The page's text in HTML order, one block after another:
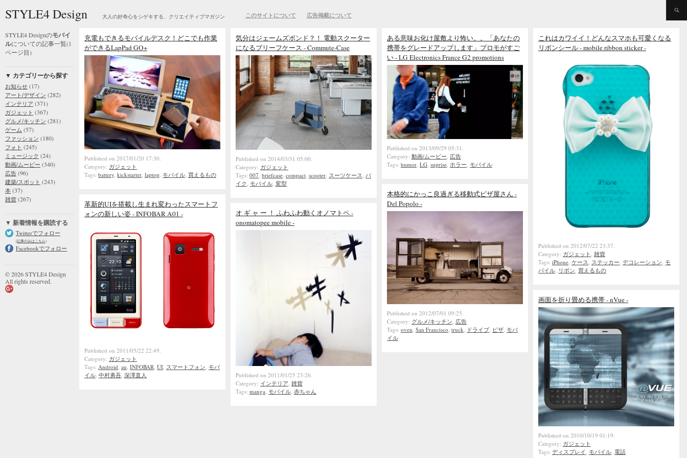
STYLE4 Design 大人の好奇心をシゲキする、クリエイティブマガジン このサイトについて 広告掲載について
STYLE4 Designのモバイ
ルについての記事一覧(1
ページ目)
▼ カテゴリーから探す
お知らせ (17)
アート/デザイン (282)
インテリア (371)
ガジェット (367)
グルメ/キッチン (281)
ゲーム (57)
ファッション (180)
フォト (245)
ミュージック (24)
動画/ムービー (340)
広告 (96)
建築/スポット (243)
本 (37)
雑貨 (267)
▼ 新着情報を購読する
Twitterでフォロー
(記事のみはこちら)
Facebookでフォロー
© 2026 STYLE4 Design
All rights reserved.
充電もできるモバイルデスク！どこでも作業
ができるLapPad GO+
Published on 2017/01/20 17:30.
Category: ガジェット
Tags: battery, kickstarter, laptop, モバイル, 買えるもの
気分はジェームズボンド？！ 電動スクーター
になるブリーフケース - Commute-Case
Published on 2014/03/31 05:00.
Category: ガジェット
Tags: 007 briefcase compact scooter スーツケース バ
イク モバイル 変型
ある意味お化け屋敷より怖い。。「あなたの
携帯をグレードアップします」プロモがすご
い - LG Electronics France G2 promotions
Published on 2013/09/29 05:31.
Category: 動画/ムービー 広告
Tags: humor LG suprise ホラー モバイル
これはカワイイ！どんなスマホも可愛くなる
リボンシール - mobile ribbon sticker -
Published on 2012/07/22 23:37.
Category: ガジェット 雑貨
Tags: iPhone ケース ステッカー デコレーション モ
バイル リボン 買えるもの
本格的にかっこ良過ぎる移動式ピザ屋さん -
Del Popolo -
Published on 2012/07/01 09:25.
Category: グルメ/キッチン, 広告
Tags: oven, San Francisco, truck, ドライブ, ピザ, モバ
イル
革新的UIを搭載し生まれ変わったスマートフ
ォンの新しい姿 - INFOBAR A01 -
Published on 2011/05/22 22:49.
Category: ガジェット
Tags: Android au INFOBAR UI スマートフォン モバ
イル 中村勇吾 深澤直人
オ ギ ャ ー ！ ふわふわ動くオノマトペ -
onomatopee mobile -
Published on 2011/01/25 23:26.
Category: インテリア, 雑貨
Tags: manga, モバイル, 赤ちゃん
画面を折り畳める携帯 - nVue -
Published on 2010/10/19 01:19.
Category: ガジェット
Tags: ディスプレイ, モバイル, 電話